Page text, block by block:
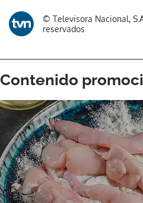
© Televisora Nacional,
reservados